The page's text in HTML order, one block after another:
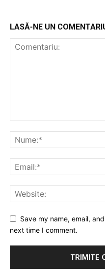
LASĂ-NE UN
Save my name, email,
next time I comment.